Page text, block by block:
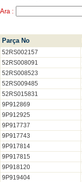
Ara :
Parça No
52RS002157
52RS008091
52RS008523
52RS009485
52RS015831
9P912869
9P912925
9P917737
9P917743
9P917814
9P917815
9P918120
9P919404